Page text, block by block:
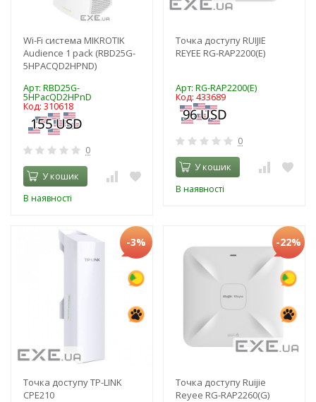
Wi-Fi система MIKROTIK
Audience 1 pack (RBD25G-
5HPACQD2HPND)
Арт: RBD25G-
5HPacQD2HPnD
Код: 310618
0
У кошик
В наявності
Точка доступу RUIJIE
REYEE RG-RAP2200(E)
Арт: RG-RAP2200(E)
Код: 433689
0
У кошик
В наявності
-3%
Точка доступу TP-LINK
CPE210
-22%
Точка доступу Ruijie
Reyee RG-RAP2260(G)